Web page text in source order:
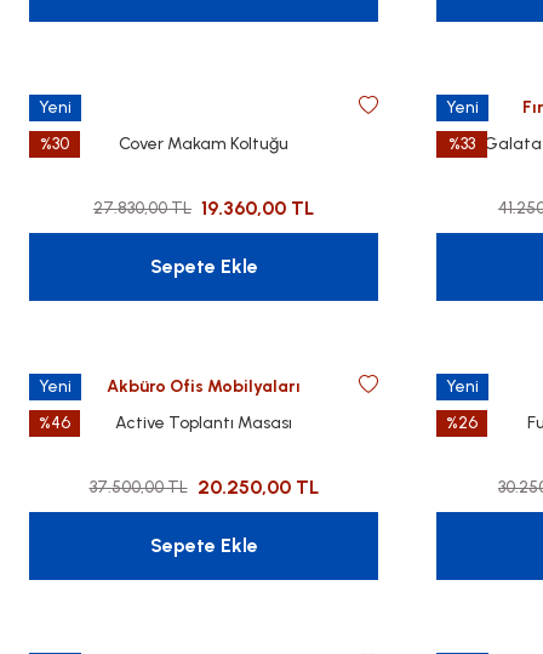
Yeni
%30
Cover Makam Koltuğu
27.830,00 TL 19.360,00 TL
Sepete Ekle
Yeni
%33 Galata
Yeni
%46
Akbüro Ofis Mobilyaları
Active Toplantı Masası
37.500,00 TL 20.250,00 TL
Sepete Ekle
Yeni
%26